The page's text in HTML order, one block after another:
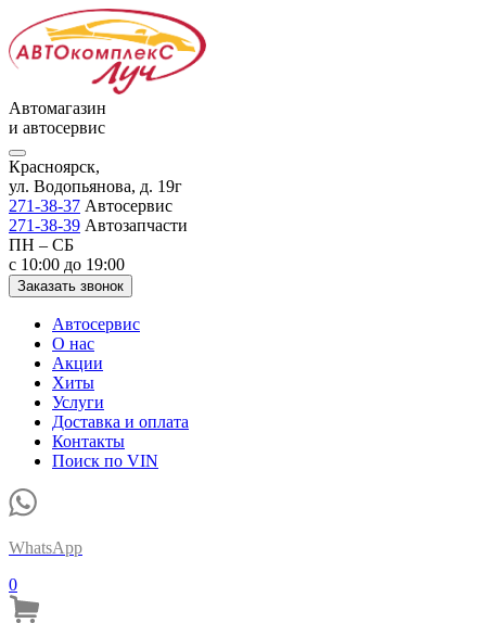
Автомагазин
и автосервис
Красноярск,
ул. Водопьянова, д. 19г
271-38-37 Автосервис
271-38-39 Автозапчасти
ПН – СБ
с 10:00 до 19:00
Заказать звонок
Автосервис
О нас
Акции
Хиты
Услуги
Доставка и оплата
Контакты
Поиск по VIN
WhatsApp
0